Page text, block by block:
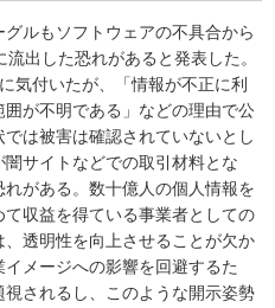
ルもソフトウェアの不具合から
出した恐れがあると発表した。
気付いたが、「情報が不正に利
が不明である」などの理由で公
は被害は確認されていないとし
サイトなどでの取引材料とな
がある。数十億人の個人情報を
収益を得ている事業者としての
透明性を向上させることが欠か
メージへの影響を回避するた
されるし、このような開示姿勢